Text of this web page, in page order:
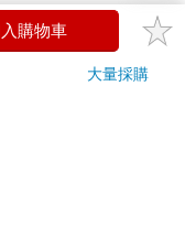
電話要求您前往
上當！
購物車
大量採購